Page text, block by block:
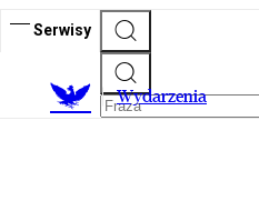
Serwisy
Wydarzenia